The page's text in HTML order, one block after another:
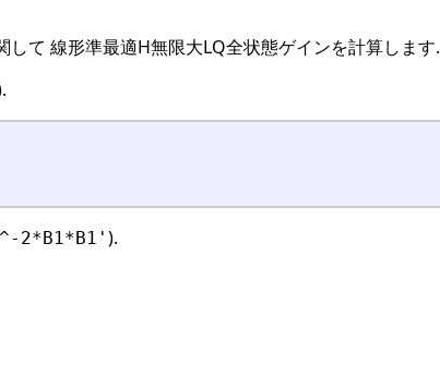
して 線形準最適H無限大LQ全状態ゲインを計算します.
2*B1*B1' ).